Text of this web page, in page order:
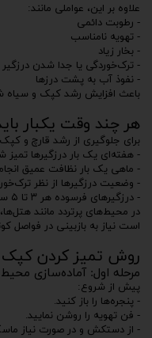
علاوه بر این، عواملی مانند:
- رطوبت دائمی
- تهویه نامناسب
- بخار زیاد
- ترک‌خوردگی یا جدا شدن درزگیر
- نفوذ آب به پشت درزها
باعث افزایش رشد کپک و سیاه
هر چند وقت یکبار
برای جلوگیری از رشد قارچ و
- هفته‌ای یک بار درزگیرها تمیز
- ماهی یک بار نظافت عمیق
- وضعیت درزگیرها از نظر
- درزگیرهای فرسوده هر ۳ تا ۵ سال تعویض شوند.
در محیط‌های پرتردد مانند
است نیاز به بازبینی در فواصل
روش تمیز کردن کپک
مرحله اول: آماده‌سازی محیط
پیش از شروع:
- پنجره‌ها را باز کنید.
- فن تهویه را روشن نمایید.
- از دستکش و در صورت نیاز